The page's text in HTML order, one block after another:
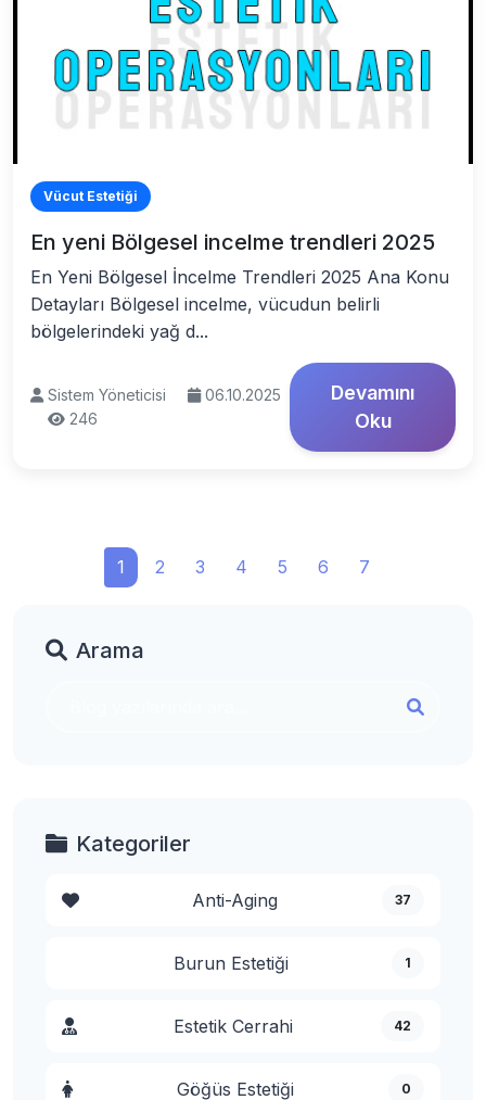
Vücut Estetiği
En yeni Bölgesel incelme trendleri 2025
En Yeni Bölgesel İncelme Trendleri 2025 Ana Konu
Detayları Bölgesel incelme, vücudun belirli
bölgelerindeki yağ d...
Sistem Yöneticisi
06.10.2025
246
Devamını
Oku
1 2 3 4 5 6 7
Arama
Kategoriler
Anti-Aging 37
Burun Estetiği 1
Estetik Cerrahi 42
Göğüs Estetiği 0